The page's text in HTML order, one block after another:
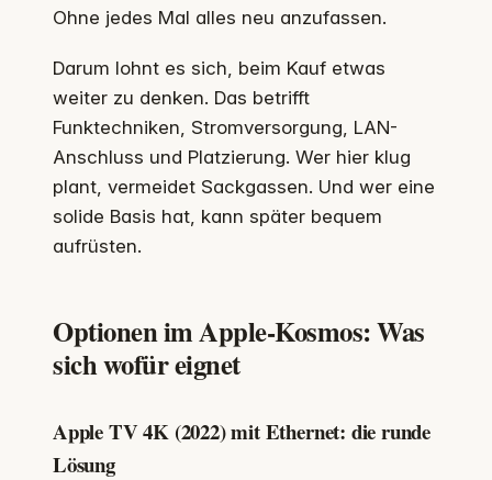
Ohne jedes Mal alles neu anzufassen.
Darum lohnt es sich, beim Kauf etwas
weiter zu denken. Das betrifft
Funktechniken, Stromversorgung, LAN-
Anschluss und Platzierung. Wer hier klug
plant, vermeidet Sackgassen. Und wer eine
solide Basis hat, kann später bequem
aufrüsten.
Optionen im Apple-Kosmos: Was
sich wofür eignet
Apple TV 4K (2022) mit Ethernet: die runde
Lösung